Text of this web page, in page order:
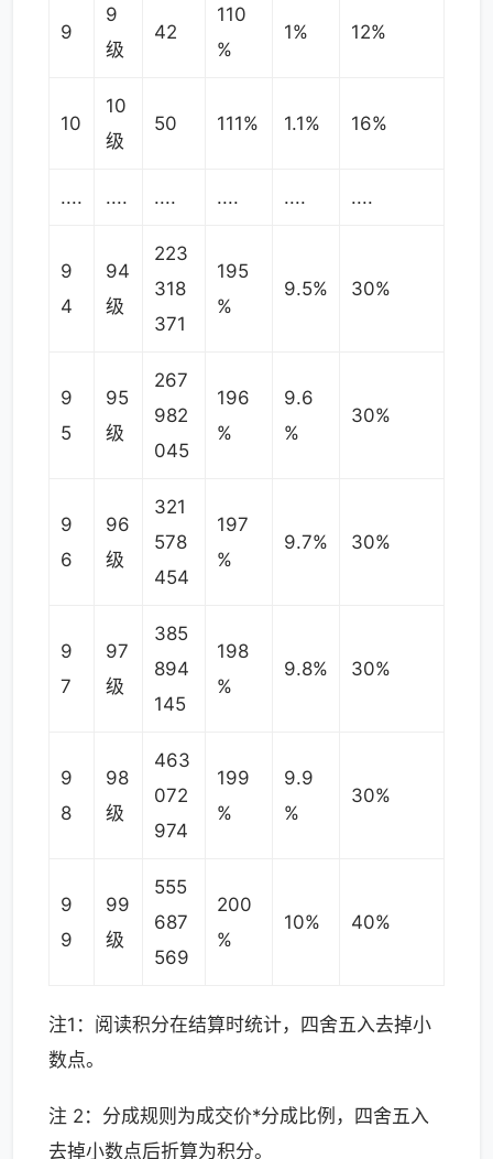
9
9
级
42
110
%
1% 12%
10
10
级
50 111% 1.1% 16%
.... .... .... .... .... ....
9
4
94
级
223
318
371
195
%
9.5% 30%
9
5
95
级
267
982
045
196
%
9.6
%
30%
9
6
96
级
321
578
454
197
%
9.7% 30%
9
7
97
级
385
894
145
198
%
9.8% 30%
9
8
98
级
463
072
974
199
%
9.9
%
30%
9
9
99
级
555
687
569
200
%
10% 40%
注1：阅读积分在结算时统计，四舍五入去掉小
数点。
注 2：分成规则为成交价*分成比例，四舍五入
去掉小数点后折算为积分。